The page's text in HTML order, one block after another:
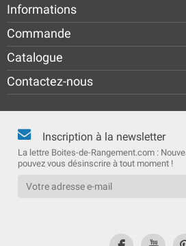
Informations
Commande
Catalogue
Contactez-nous
Inscription à la newsletter
La lettre Boites-de-Rangement.com :
pouvez vous désinscrire à tout moment !